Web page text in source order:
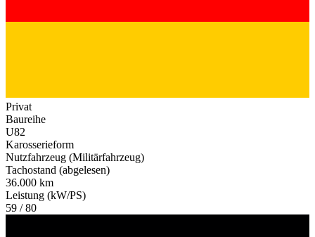
Privat
Baureihe
U82
Karosserieform
Nutzfahrzeug (Militärfahrzeug)
Tachostand (abgelesen)
36.000 km
Leistung (kW/PS)
59 / 80